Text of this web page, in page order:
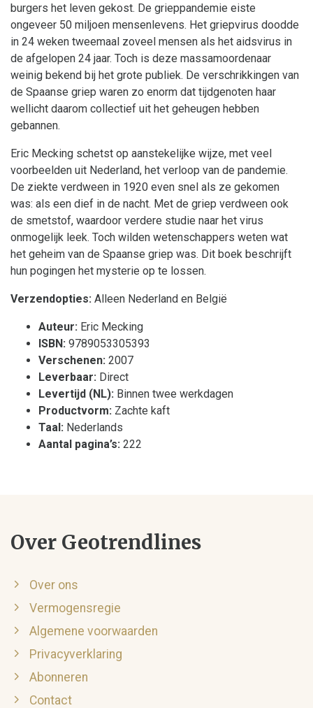
burgers het leven gekost. De grieppandemie eiste
ongeveer 50 miljoen mensenlevens. Het griepvirus doodde
in 24 weken tweemaal zoveel mensen als het aidsvirus in
de afgelopen 24 jaar. Toch is deze massamoordenaar
weinig bekend bij het grote publiek. De verschrikkingen van
de Spaanse griep waren zo enorm dat tijdgenoten haar
wellicht daarom collectief uit het geheugen hebben
gebannen.
Eric Mecking schetst op aanstekelijke wijze, met veel
voorbeelden uit Nederland, het verloop van de pandemie.
De ziekte verdween in 1920 even snel als ze gekomen
was: als een dief in de nacht. Met de griep verdween ook
de smetstof, waardoor verdere studie naar het virus
onmogelijk leek. Toch wilden wetenschappers weten wat
het geheim van de Spaanse griep was. Dit boek beschrijft
hun pogingen het mysterie op te lossen.
Verzendopties: Alleen Nederland en België
Auteur: Eric Mecking
ISBN: 9789053305393
Verschenen: 2007
Leverbaar: Direct
Levertijd (NL): Binnen twee werkdagen
Productvorm: Zachte kaft
Taal: Nederlands
Aantal pagina’s: 222
Over Geotrendlines
Over ons
Vermogensregie
Algemene voorwaarden
Privacyverklaring
Abonneren
Contact